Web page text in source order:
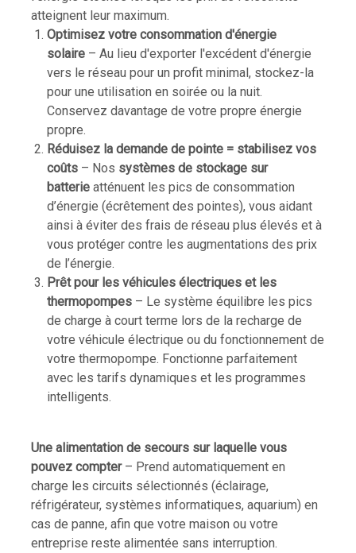
atteignent leur maximum.
Optimisez votre consommation d'énergie
solaire – Au lieu d'exporter l'excédent d'énergie
vers le réseau pour un profit minimal, stockez-la
pour une utilisation en soirée ou la nuit.
Conservez davantage de votre propre énergie
propre.
Réduisez la demande de pointe = stabilisez vos
coûts – Nos systèmes de stockage sur
batterie atténuent les pics de consommation
d’énergie (écrêtement des pointes), vous aidant
ainsi à éviter des frais de réseau plus élevés et à
vous protéger contre les augmentations des prix
de l’énergie.
Prêt pour les véhicules électriques et les
thermopompes – Le système équilibre les pics
de charge à court terme lors de la recharge de
votre véhicule électrique ou du fonctionnement de
votre thermopompe. Fonctionne parfaitement
avec les tarifs dynamiques et les programmes
intelligents.
Une alimentation de secours sur laquelle vous
pouvez compter– Prend automatiquement en
charge les circuits sélectionnés (éclairage,
réfrigérateur, systèmes informatiques, aquarium) en
cas de panne, afin que votre maison ou votre
entreprise reste alimentée sans interruption.